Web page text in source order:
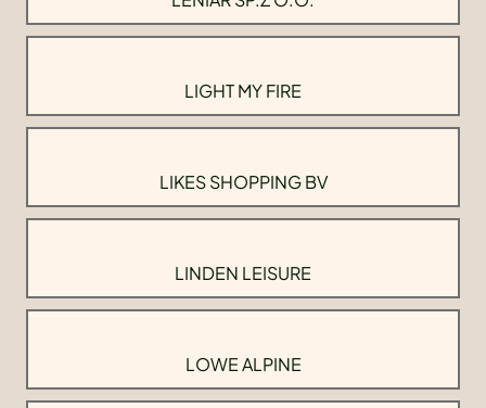
LIGHT MY FIRE
LIKES SHOPPING BV
LINDEN LEISURE
LOWE ALPINE